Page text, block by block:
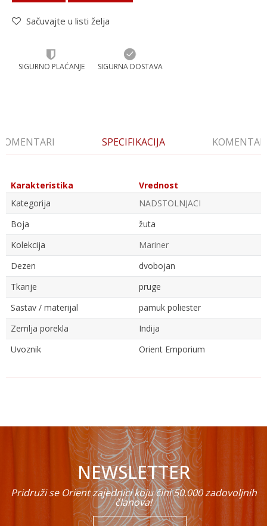
Sačuvajte u listi želja
SIGURNO PLAĆANJE SIGURNA DOSTAVA
SPECIFIKACIJA
Karakteristika
Vrednost
Kategorija
NADSTOLNJACI
Boja
žuta
Kolekcija
Mariner
Dezen
dvobojan
Tkanje
pruge
Sastav / materijal
pamuk poliester
Zemlja porekla
Indija
Uvoznik
Orient Emporium
NEWSLETTER
Pridruži se Orient zajednici koju čini 50.000 zadovoljnih
članova!